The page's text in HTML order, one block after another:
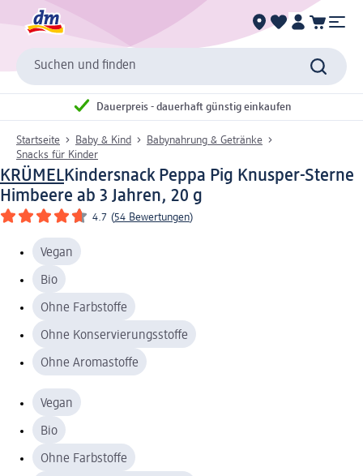
Suchen und finden
Dauerpreis - dauerhaft günstig einkaufen
Startseite Baby & Kind
Babynahrung & Getränke
Snacks für Kinder
KRÜMELKindersnack Peppa Pig Knusper-Sterne
Himbeere ab 3 Jahren, 20 g
4.7 (54 Bewertungen)
Vegan
Bio
Ohne Farbstoffe
Ohne Konservierungsstoffe
Ohne Aromastoffe
Vegan
Bio
Ohne Farbstoffe